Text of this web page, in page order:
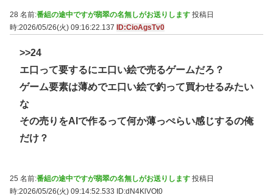
28 名前:番組の途中ですが翡翠の名無しがお送りします 投稿日
時:2026/05/26(火) 09:16:22.137
ID:CioAgsTv0
>>24
エ口って要するにエ口い絵で売るゲームだろ？
ゲーム要素は薄めでエ口い絵で釣って買わせるみたい
な
その売りをAIで作るって何か薄っぺらい感じするの俺
だけ？
25 名前:番組の途中ですが翡翠の名無しがお送りします 投稿日
時:2026/05/26(火) 09:14:52.533 ID:dN4KlVOt0